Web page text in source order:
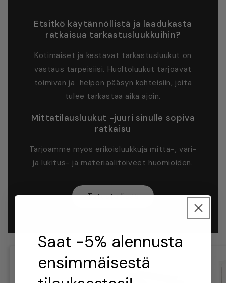
Etsitkö käytännöllistä ja laadukasta
ratkaisua tarkastusluukkuihin?
Kotimaiset ja kestävät tarkastusluukut on
vastaus tarpeisiisi. Huoltoluukut tarjoavat
toimivan ja helpon pääsyn kohteisiin, joita
tulee tarkastaa aika ajoin.
Mittatilausluukut -juuri sinulle sopiva
ratkaisu
Tarjoamme myös erikoisluukkuja mitta-, väri-
ja lukitus- ja materiaalitoiveet huomioiden.
Tutustu lisää
Saat -5% alennusta
ensimmäisestä